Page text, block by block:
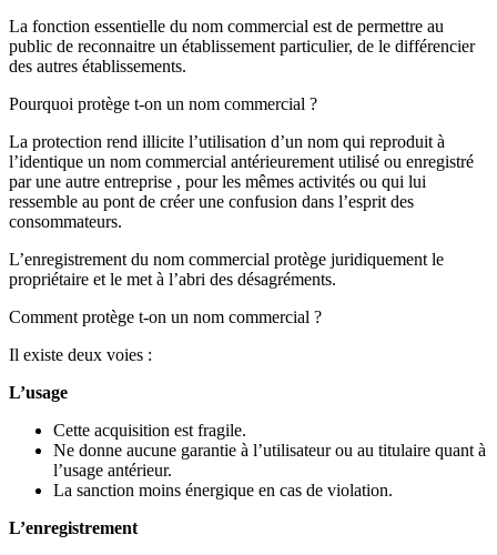
La fonction essentielle du nom commercial est de permettre au
public de reconnaitre un établissement particulier, de le différencier
des autres établissements.
Pourquoi protège t-on un nom commercial ?
La protection rend illicite l’utilisation d’un nom qui reproduit à
l’identique un nom commercial antérieurement utilisé ou enregistré
par une autre entreprise , pour les mêmes activités ou qui lui
ressemble au pont de créer une confusion dans l’esprit des
consommateurs.
L’enregistrement du nom commercial protège juridiquement le
propriétaire et le met à l’abri des désagréments.
Comment protège t-on un nom commercial ?
Il existe deux voies :
L’usage
Cette acquisition est fragile.
Ne donne aucune garantie à l’utilisateur ou au titulaire quant à
l’usage antérieur.
La sanction moins énergique en cas de violation.
L’enregistrement